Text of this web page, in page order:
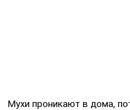
Мухи проникают в дома,